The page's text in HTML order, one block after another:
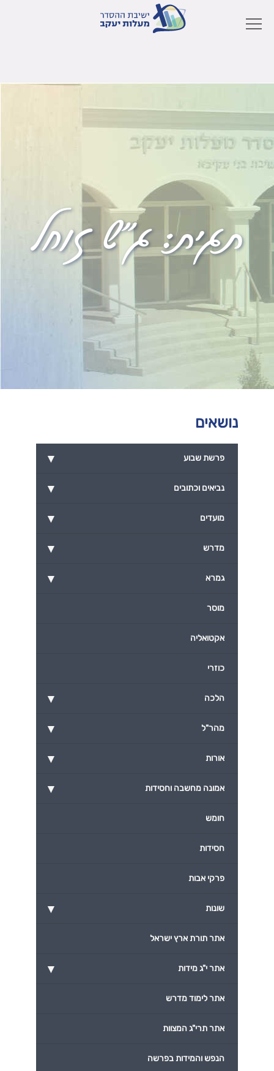
תגית:ג"ש זוחל
נושאים
▾ פרשת שבוע
▾ נביאים וכתובים
▾ מועדים
▾ מדרש
▾ גמרא
מוסר
אקטואליה
כוזרי
▾ הלכה
▾ מהר"ל
▾ אורות
▾ אמונה מחשבה וחסידות
חומש
חסידות
פרקי אבות
▾ שונות
אתר תורת ארץ ישראל
▾ אתר י"ג מידות
אתר לימוד מדרש
אתר תרי"ג המצוות
הנפש והמידות בפרשה